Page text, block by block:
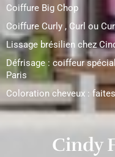
Coiffure Big Chop
Coiffure Curly , Curl ou
Lissage brésilien chez
Défrisage : coiffeur
Paris
Coloration cheveux :
Cindy